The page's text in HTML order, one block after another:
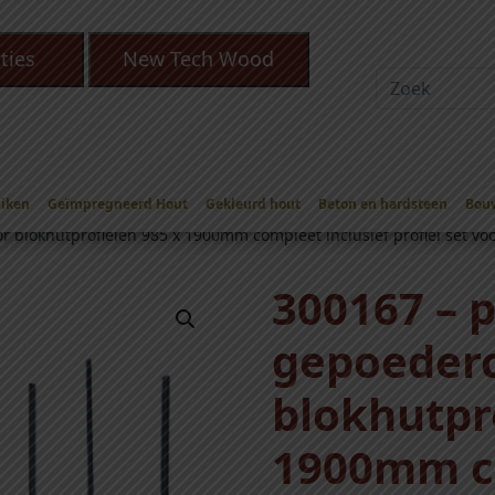
New Tech Wood
Geïmpregneerd Hout Gekleurd hout Beton en hardsteen
voor blokhutprofielen Zwart gecoat
985 x 1900mm compleet inclusief profiel set
300167 –
1900mm